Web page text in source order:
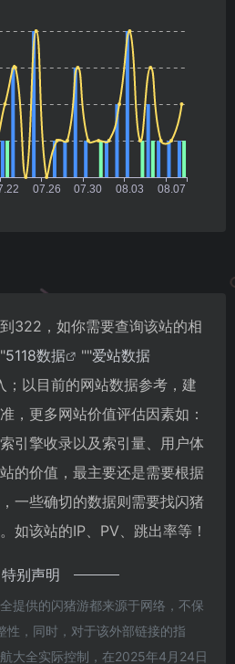
322，如你需要查询该站的相
5118数据 ""爱站数据
；以目前的网站数据参考，建
，更多网站价值评估因素如：
引擎收录以及索引量、用户体
的价值，最主要还是需要根据
一些确切的数据则需要找闪猪
如该站的IP、PV、跳出率等！
特别声明
提供的闪猪游都来源于网络，不保
性，同时，对于该外部链接的指
大全实际控制，在2025年4月24日